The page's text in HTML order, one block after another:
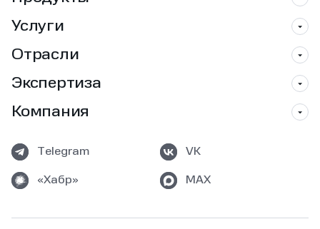
Услуги
Отрасли
Экспертиза
Компания
Telegram VK
«Хабр» MAX